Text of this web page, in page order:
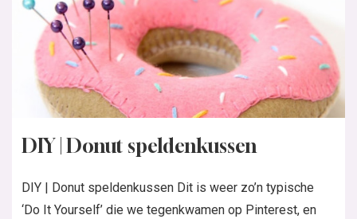
DIY | Donut speldenkussen
DIY | Donut speldenkussen Dit is weer zo’n typische
‘Do It Yourself’ die we tegenkwamen op Pinterest, en